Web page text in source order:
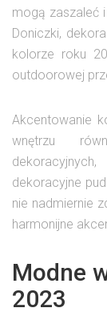
mogą zaszaleć
Doniczki,
kolorze roku
outdoorowej
Akcentowanie
wnętrzu
dekoracyjne
nie nadmiernie
harmonijne
Modne
2023